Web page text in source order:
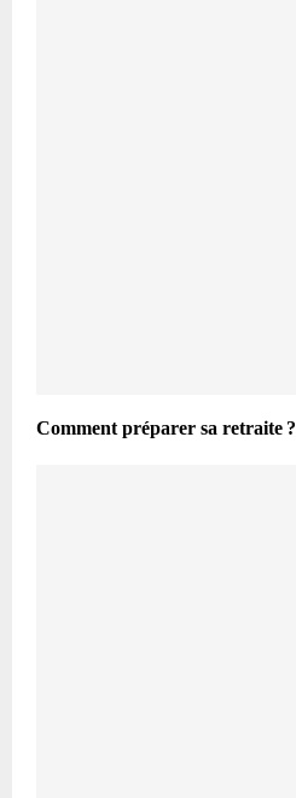
Comment préparer sa retraite ?